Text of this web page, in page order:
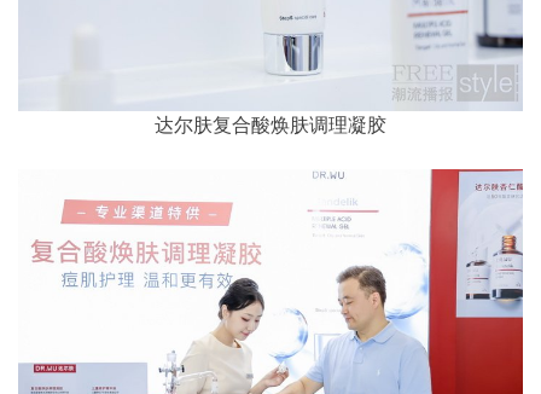
达尔肤复合酸焕肤调理凝胶